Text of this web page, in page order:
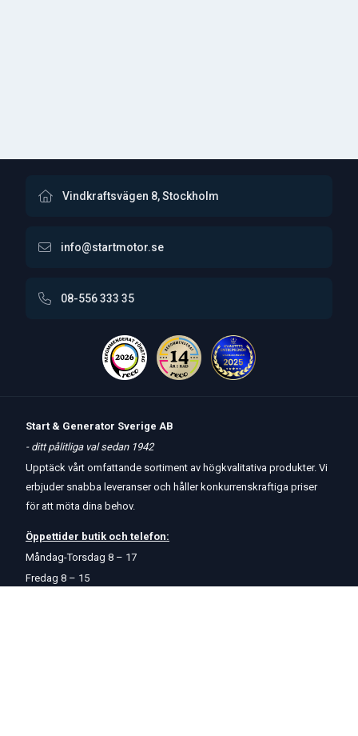
Vindkraftsvägen 8, Stockholm
info@startmotor.se
08-556 333 35
Start & Generator Sverige AB
- ditt pålitliga val sedan 1942
Upptäck vårt omfattande sortiment av högkvalitativa produkter. Vi
erbjuder snabba leveranser och håller konkurrenskraftiga priser
för att möta dina behov.
Öppettider butik och telefon:
Måndag-Torsdag 8 – 17
Fredag 8 – 15